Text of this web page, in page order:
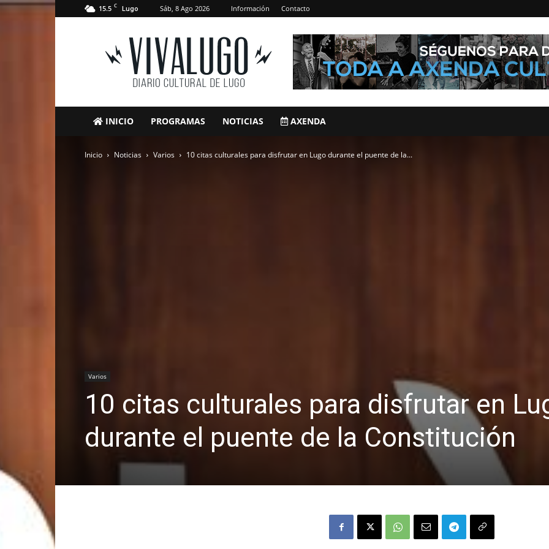
15.5 C Lugo Sáb, 8 Ago 2026 Información Contacto
VivaLugo
INICIO PROGRAMAS NOTICIAS AXENDA
Inicio Noticias Varios 10 citas culturales para disfrutar en Lugo durante el puente de la...
Varios
10 citas culturales para disfrutar en
durante el puente de la Constitución